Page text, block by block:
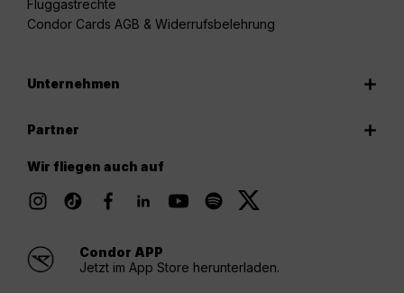
Fluggastrechte
Condor Cards AGB & Widerrufsbelehrung
Unternehmen
Partner
Wir fliegen auch auf
Condor APP
Jetzt im App Store herunterladen.